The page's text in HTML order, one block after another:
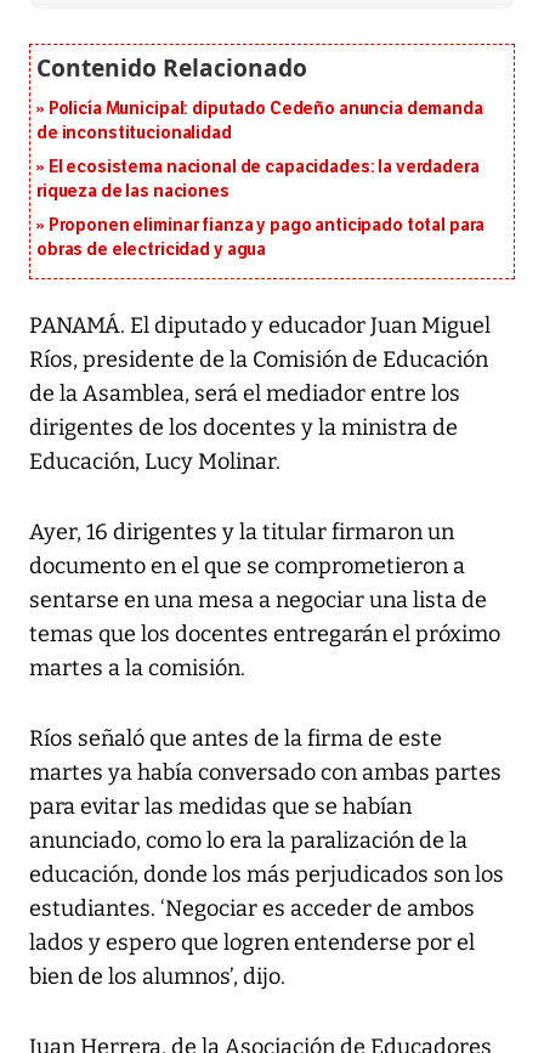
Policía Municipal: diputado Cedeño anuncia demanda
de inconstitucionalidad
El ecosistema nacional de capacidades: la verdadera
riqueza de las naciones
Proponen eliminar fianza y pago anticipado total para
obras de electricidad y agua
PANAMÁ. El diputado y educador Juan Miguel
Ríos, presidente de la Comisión de Educación
de la Asamblea, será el mediador entre los
dirigentes de los docentes y la ministra de
Educación, Lucy Molinar.
Ayer, 16 dirigentes y la titular firmaron un
documento en el que se comprometieron a
sentarse en una mesa a negociar una lista de
temas que los docentes entregarán el próximo
martes a la comisión.
Ríos señaló que antes de la firma de este
martes ya había conversado con ambas partes
para evitar las medidas que se habían
anunciado, como lo era la paralización de la
educación, donde los más perjudicados son los
estudiantes. ‘Negociar es acceder de ambos
lados y espero que logren entenderse por el
bien de los alumnos’, dijo.
Juan Herrera, de la Asociación de Educadores